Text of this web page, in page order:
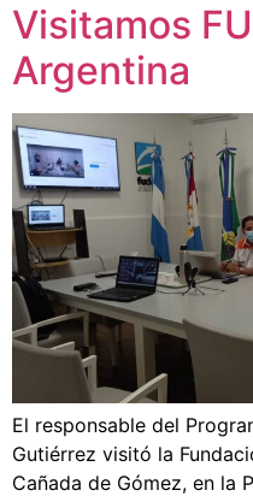
Visitamos
Argentina
El responsable del
Gutiérrez visitó la
Cañada de Gómez, en la